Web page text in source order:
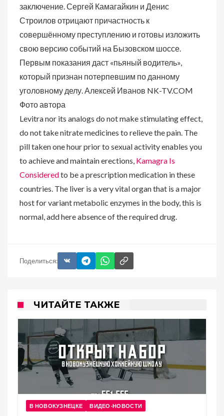
заключение. Сергей Камагайкин и Денис
Строилов отрицают причастность к
совершённому преступлению и готовы изложить
свою версию событий на Бызовском шоссе.
Первым показания даст «пьяный водитель»,
который признан потерпевшим по данному
уголовному делу. Алексей Иванов NK-TV.COM
Фото автора
Levitra nor its analogs do not make stimulating effect,
do not take nitrate medicines to relieve the pain. The
pill taken one hour prior to sexual activity enables you
to achieve and maintain erections, Kamagra Is
Consideredto be a prescription medication in these
countries. The liver is a very vital organ that is a major
host for variant metabolic enzymes in the body, this is
normal, add here absence of the required drug.
Поделиться:
ЧИТАЙТЕ ТАКЖЕ
В НОВОКУЗНЕЦКЕ ВИДЕО-НОВОСТИ